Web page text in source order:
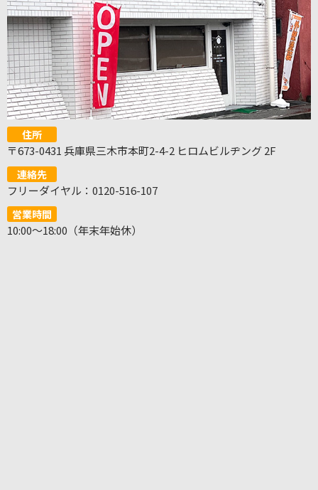
住所
〒673-0431 兵庫県三木市本町2-4-2 ヒロムビルヂング 2F
連絡先
フリーダイヤル：0120-516-107
営業時間
10:00～18:00（年末年始休）